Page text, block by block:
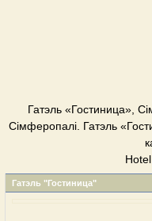
Гатэль «Гостиница»,
Сімферопалі. Гатэль
Гатэль "Гостиница"